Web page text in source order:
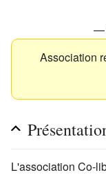
—
Association
L'association Co-